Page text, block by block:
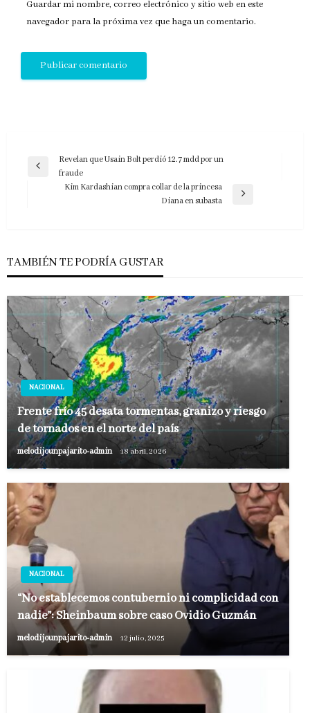
Guardar mi nombre, correo electrónico y sitio web en este
navegador para la próxima vez que haga un comentario.
Navegación
Entrada
Revelan que Usain Bolt perdió 12.7 mdd por un
fraude
Kim Kardashian compra collar de la princesa
Diana en subasta
TAMBIÉN TE PODRÍA GUSTAR
NACIONAL
Frente frío 45 desata tormentas, granizo y riesgo
de tornados en el norte del país
melodijounpajarito-admin 18 abril, 2026
NACIONAL
“No establecemos contubernio ni complicidad con
nadie”: Sheinbaum sobre caso Ovidio Guzmán
melodijounpajarito-admin 12 julio, 2025